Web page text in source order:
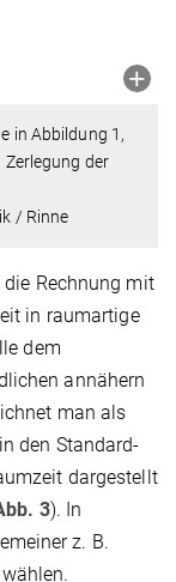
in Abbildung 1,
der
/ Rinne
Rechnung mit
in raumartige
dem
annähern
man als
den Standard-
dargestellt
3). In
z. B.